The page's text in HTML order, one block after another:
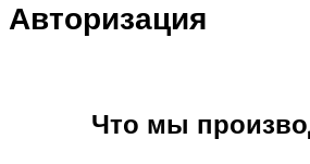
Авторизация
Что мы